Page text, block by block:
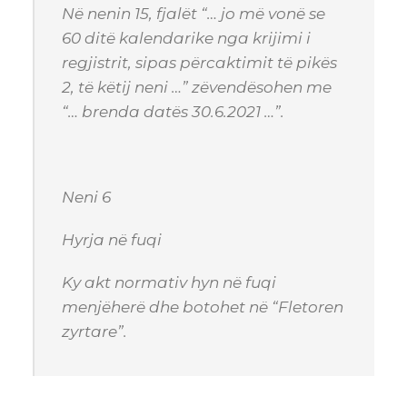
Në nenin 15, fjalët “… jo më vonë se
60 ditë kalendarike nga krijimi i
regjistrit, sipas përcaktimit të pikës
2, të këtij neni …” zëvendësohen me
“… brenda datës 30.6.2021 …”.
Neni 6
Hyrja në fuqi
Ky akt normativ hyn në fuqi
menjëherë dhe botohet në “Fletoren
zyrtare”.